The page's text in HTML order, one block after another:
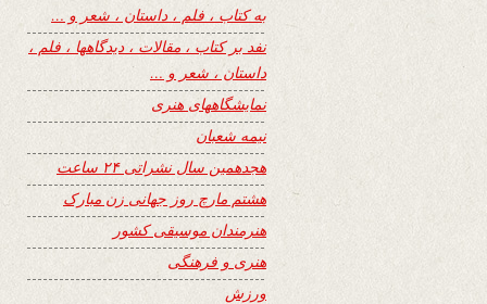
به کتاب ، فلم ، داستان ، شعر و …
نفد بر کتاب ، مقالات ، دیدگاهها ، فلم ،
داستان ، شعر و …
نمایشگاههای هنری
نیمه شعبان
هجدهمین سال نشراتی ۲۴ ساعت
هشتم مارچ روز جهانی زن مبارک
هنرمندان موسیقی کشور
هنری و فرهنگی
ورزش